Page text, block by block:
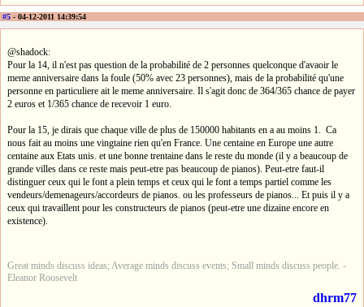
#5 - 04-12-2011 14:39:54
@shadock:
Pour la 14, il n'est pas question de la probabilité de 2 personnes quelconque d'avaoir le
meme anniversaire dans la foule (50% avec 23 personnes), mais de la probabilité qu'une
personne en particuliere ait le meme anniversaire. Il s'agit donc de 364/365 chance de payer
2 euros et 1/365 chance de recevoir 1 euro.
Pour la 15, je dirais que chaque ville de plus de 150000 habitants en a au moins 1. Ca
nous fait au moins une vingtaine rien qu'en France. Une centaine en Europe une autre
centaine aux Etats unis. et une bonne trentaine dans le reste du monde (il y a beaucoup de
grande villes dans ce reste mais peut-etre pas beaucoup de pianos). Peut-etre faut-il
distinguer ceux qui le font a plein temps et ceux qui le font a temps partiel comme les
vendeurs/demenageurs/accordeurs de pianos. ou les professeurs de pianos... Et puis il y a
ceux qui travaillent pour les constructeurs de pianos (peut-etre une dizaine encore en
existence).
Great minds discuss ideas; Average minds discuss events; Small minds discuss people. -
Eleanor Roosevelt
dhrm77